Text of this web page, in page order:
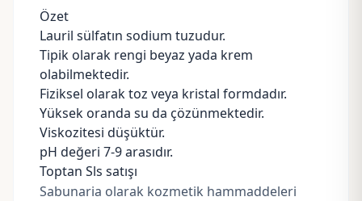
Özet
Lauril sülfatın sodium tuzudur.
Tipik olarak rengi beyaz yada krem
olabilmektedir.
Fiziksel olarak toz veya kristal formdadır.
Yüksek oranda su da çözünmektedir.
Viskozitesi düşüktür.
pH değeri 7-9 arasıdır.
Toptan Sls satışı
Sabunaria olarak kozmetik hammaddeleri